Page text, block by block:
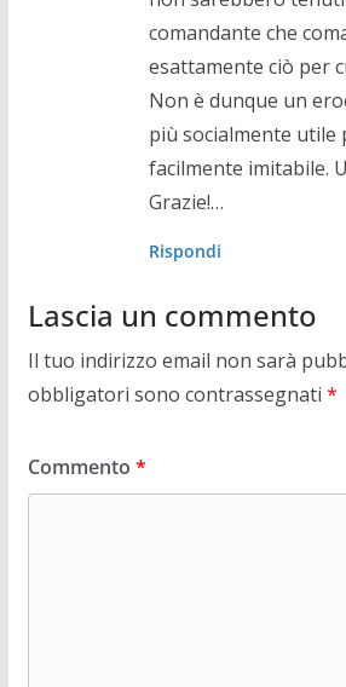
comandante che
esattamente ciò per
Non è dunque un
più socialmente utile
facilmente imitabile.
Grazie!…
Rispondi
Lascia un commento
Il tuo indirizzo email non sarà
obbligatori sono contrassegnati *
Commento *